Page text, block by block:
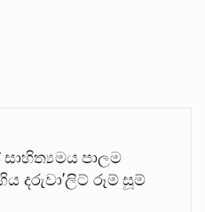
පාලම
දරුවා’ලිට් රූම් සූම්